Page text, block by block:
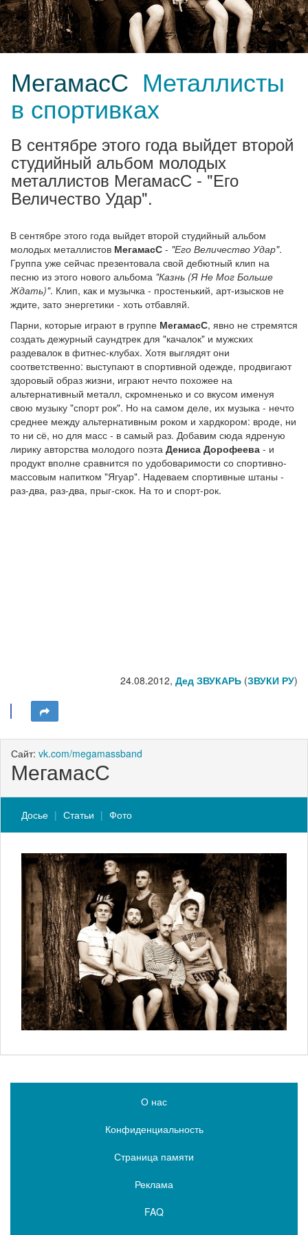
МегамасС Металлисты
в спортивках
В сентябре этого года выйдет второй
студийный альбом молодых
металлистов МегамасС - "Его
Величество Удар".
В сентябре этого года выйдет второй студийный альбом
молодых металлистов МегамасС - "Его Величество Удар".
Группа уже сейчас презентовала свой дебютный клип на
песню из этого нового альбома "Казнь (Я Не Мог Больше
Ждать)". Клип, как и музычка - простенький, арт-изысков не
ждите, зато энергетики - хоть отбавляй.
Парни, которые играют в группе МегамасС, явно не стремятся
создать дежурный саундтрек для "качалок" и мужских
раздевалок в фитнес-клубах. Хотя выглядят они
соответственно: выступают в спортивной одежде, продвигают
здоровый образ жизни, играют нечто похожее на
альтернативный металл, скромненько и со вкусом именуя
свою музыку "спорт рок". Но на самом деле, их музыка - нечто
среднее между альтернативным роком и хардкором: вроде, ни
то ни сё, но для масс - в самый раз. Добавим сюда ядреную
лирику авторства молодого поэта Дениса Дорофеева - и
продукт вполне сравнится по удобоваримости со спортивно-
массовым напитком "Ягуар". Надеваем спортивные штаны -
раз-два, раз-два, прыг-скок. На то и спорт-рок.
24.08.2012, Дед ЗВУКАРЬ (ЗВУКИ РУ)
Сайт: vk.com/megamassband
МегамасС
Досье Статьи Фото
О нас
Конфиденциальность
Страница памяти
Реклама
FAQ